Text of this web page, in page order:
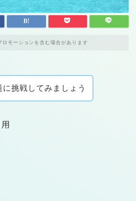
ロモーションを含む場合があります
に挑戦してみましょう